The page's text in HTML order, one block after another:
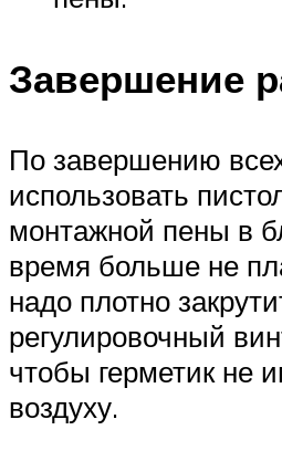
Завершение
По завершению
использовать
монтажной пены в
время больше не
надо плотно
регулировочный
чтобы герметик не
воздуху.